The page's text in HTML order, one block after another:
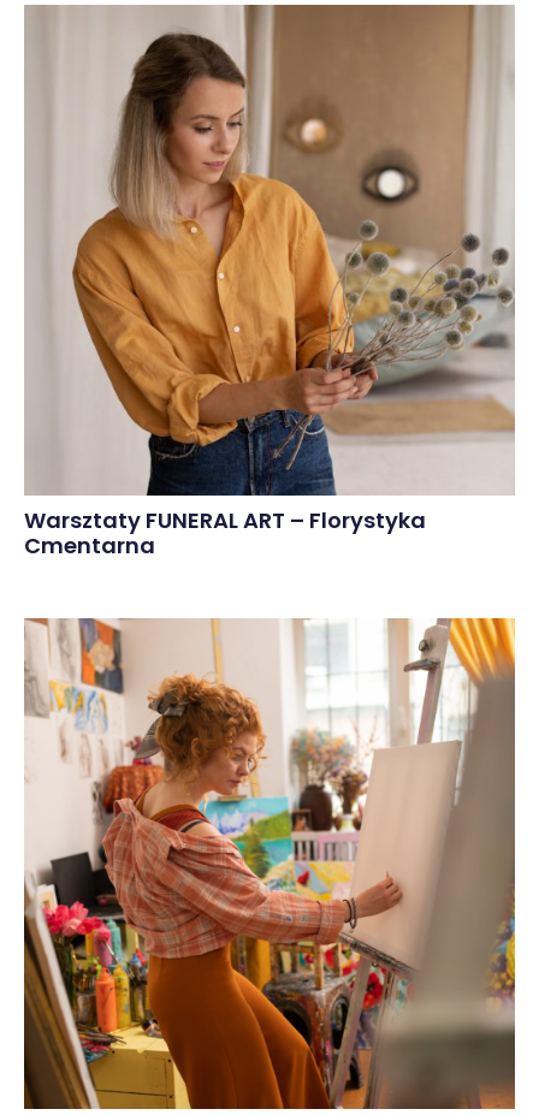
Warsztaty FUNERAL ART – Florystyka
Cmentarna